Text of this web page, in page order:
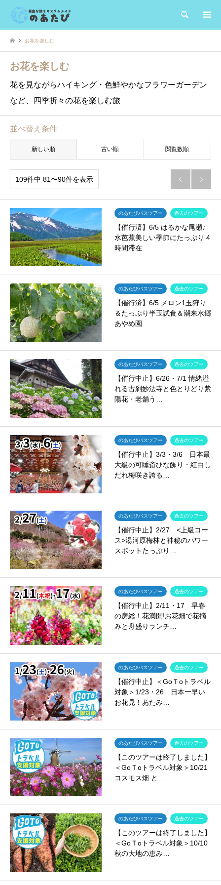
検索
お花を楽しむ
お花を楽しむ
花を見ながらハイキング・色鮮やかなフラワーガーデン
など、四季折々の花を楽しむ旅
並べ替え条件
新しい順 古い順 閲覧数順
109件中 81〜90件を表示  
のあたびバスツアー 過去のツアー
【催行済】6/5 はるかな尾瀬♪
水芭蕉美しい季節にたっぷり 4
時間滞在
のあたびバスツアー 過去のツアー
【催行済】6/5 メロン1玉狩り
＆たっぷり半玉試食＆潮来水郷
あやめ園
のあたびバスツアー 過去のツアー
【催行中止】6/26・7/1 情緒溢
れる古刹妙法寺と色とりどり紫
陽花・老舗う…
のあたびバスツアー 過去のツアー
【催行中止】3/3・3/6 日本最
大級の可睡斎ひな飾り・紅白し
だれ梅咲き誇る…
のあたびバスツアー 過去のツアー
【催行中止】2/27 <上級コー
ス>湯河原梅林と神秘のパワー
スポットたっぷり…
のあたびバスツアー 過去のツアー
【催行中止】2/11・17 早春
の房総！花満開!お花畑で花摘
みと舟盛りランチ…
のあたびバスツアー 過去のツアー
【催行中止】＜GoＴoトラベル
対象＞1/23・26 日本一早い
お花見！あたみ…
のあたびバスツアー 過去のツアー
【このツアーは終了しました】
＜GoＴoトラベル対象＞10/21
コスモス畑 と…
のあたびバスツアー 過去のツアー
【このツアーは終了しました】
＜GoＴoトラベル対象＞10/10
秋の大地の恵み…